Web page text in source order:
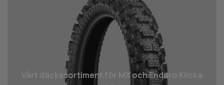
Vårt däcks­sortiment för MX och Enduro Klicka